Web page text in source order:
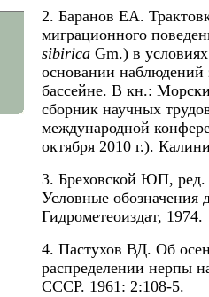
2. Баранов ЕА.
миграционного
sibiricaGm.) в
основании
бассейне. В кн.:
сборник научных
международной
октября 2010 г.).
3. Бреховской ЮП, ред.
Условные обозначения
Гидрометеоиздат, 1974.
4. Пастухов ВД. Об
распределении нерпы
СССР. 1961: 2:108-5.